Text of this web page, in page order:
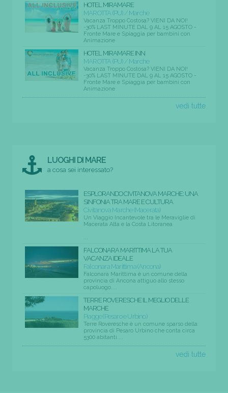
HOTEL MIRAMARE
MAROTTA (PU) / Marche
Vacanza Troppo Costosa? VIENI DA NOI!
-30% LAST MINUTE DAL 9 AL 15 AGOSTO -
Fronte Mare e Spiaggia per bambini con
Animazione
HOTEL MIRAMARE INN
MAROTTA (PU) / Marche
Vacanza Troppo Costosa? VIENI DA NOI!
-30% LAST MINUTE DAL 9 AL 15 AGOSTO -
Fronte Mare e Spiaggia per bambini con
Animazione
vedi tutte
LUOGHI DI MARE
a cosa sei interessato?
ESPLORANDO CIVITANOVA MARCHE: UNA
SINFONIA TRA MARE E CULTURA
Civitanova Marche (Macerata)
Un Viaggio Incantevole tra le Meraviglie di
Macerata Alta e la Costa Litoranea
...
FALCONARA MARITTIMA LA TUA
VACANZA IDEALE
Falconara Marittima (Ancona)
Falconara Marittima è un comune della
provincia di Ancona attiguo allo stesso
capoluogo....
TERRE ROVERESCHE IL MEGLIO DELLE
MARCHE
Piagge (Pesaro e Urbino)
Terre Roveresche è un comune sparso della
provincia di Pesaro Urbino che conta circa
5300 abitanti....
vedi tutte